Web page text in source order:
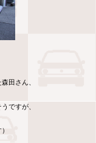
田さん、
ですが、